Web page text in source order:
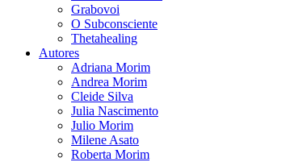
Grabovoi
O Subconsciente
Thetahealing
Autores
Adriana Morim
Andrea Morim
Cleide Silva
Julia Nascimento
Julio Morim
Milene Asato
Roberta Morim